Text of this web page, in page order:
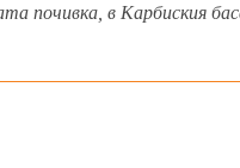
почивка, в Карбиския